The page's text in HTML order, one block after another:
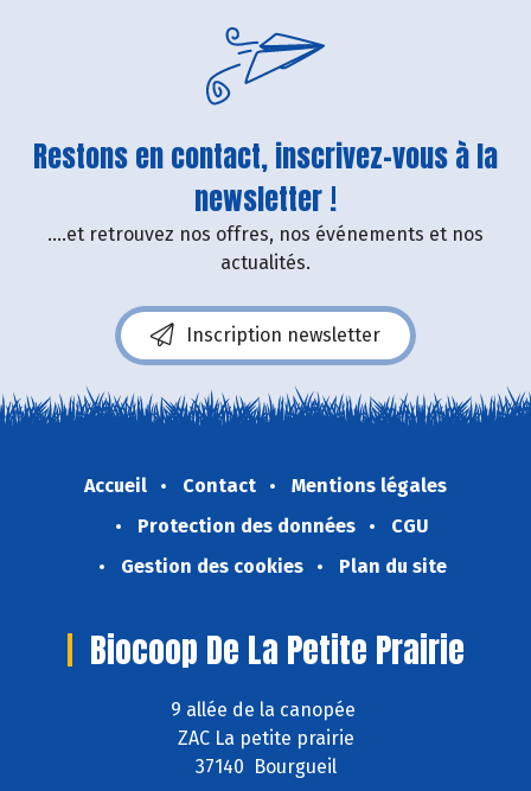
Restons en contact, inscrivez-vous à la
newsletter !
....et retrouvez nos offres, nos événements et nos
actualités.
Inscription newsletter
Accueil Contact
Mentions légales
Protection des données
CGU
Gestion des cookies
Plan du site
Biocoop De La Petite Prairie
9 allée de la canopée
ZAC La petite prairie
37140 Bourgueil